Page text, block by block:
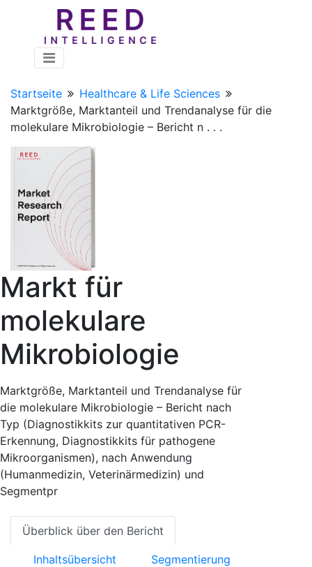
Startseite
Healthcare & Life Sciences
Marktgröße, Marktanteil und Trendanalyse für die
molekulare Mikrobiologie – Bericht n . . .
Markt für
molekulare
Mikrobiologie
Marktgröße, Marktanteil und Trendanalyse für
die molekulare Mikrobiologie – Bericht nach
Typ (Diagnostikkits zur quantitativen PCR-
Erkennung, Diagnostikkits für pathogene
Mikroorganismen), nach Anwendung
(Humanmedizin, Veterinärmedizin) und
Segmentpr
Überblick über den Bericht
Inhaltsübersicht Segmentierung